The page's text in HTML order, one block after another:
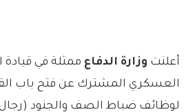
أعلنت وزارة الدفاع ممثلة في
العسكري المشترك عن فتح باب
لوظائف ضباط الصف والجنود